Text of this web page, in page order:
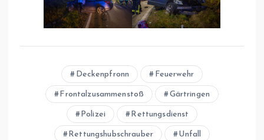
Deckenpfronn Feuerwehr
Frontalzusammenstoß Gärtringen
Polizei Rettungsdienst
Rettungshubschrauber Unfall